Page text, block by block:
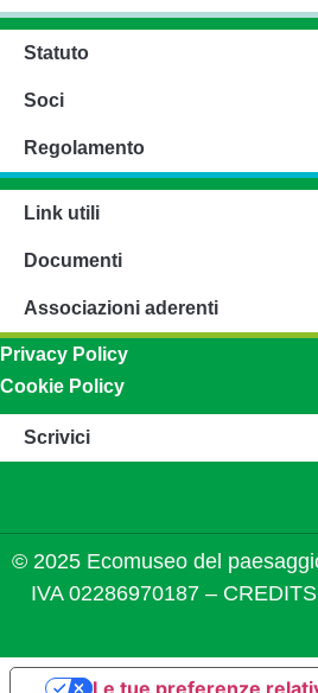
Statuto
Soci
Regolamento
Link utili
Documenti
Associazioni aderenti
Privacy Policy
Cookie Policy
Scrivici
© 2025 Ecomuseo del
IVA 02286970187 – CREDITS